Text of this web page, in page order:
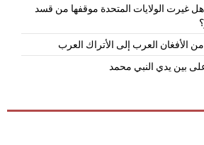
هل غيرت الولايات المتحدة موقفها من قسد
من الأفغان العرب إلى الأتراك العرب
بين يدي النبي محمد